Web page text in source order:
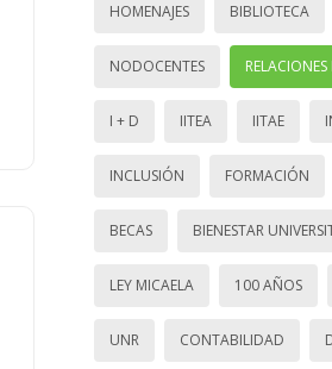
HOMENAJES BIBLIOTECA
NODOCENTES
I + D IITEA IITAE
INCLUSIÓN FORMACIÓN
BECAS BIENESTAR
LEY MICAELA 100 AÑOS
UNR CONTABILIDAD